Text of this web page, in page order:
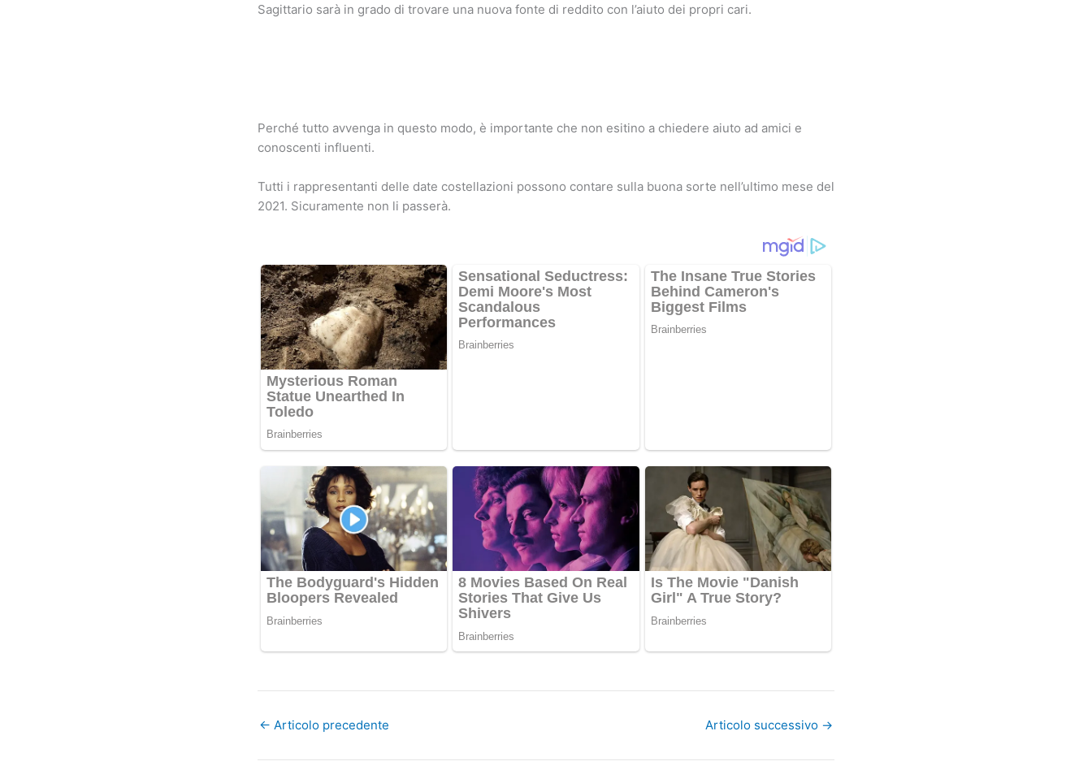
Sagittario sarà in grado di trovare una nuova fonte di reddito con l’aiuto dei propri cari.
Perché tutto avvenga in questo modo, è importante che non esitino a chiedere aiuto ad amici e
conoscenti influenti.
Tutti i rappresentanti delle date costellazioni possono contare sulla buona sorte nell’ultimo mese del
2021. Sicuramente non li passerà.
← Articolo precedente Articolo successivo →